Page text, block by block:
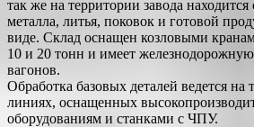
так же на территории завода
металла, литья, поковок и готовой
виде. Склад оснащен козловыми
10 и 20 тонн и имеет
вагонов.
Обработка базовых деталей ведется на
линиях, оснащенных
оборудованиям и станками с ЧПУ.